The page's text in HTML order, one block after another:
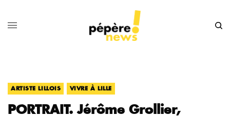
ARTISTE LILLOIS VIVRE À LILLE
PORTRAIT. Jérôme Grollier,